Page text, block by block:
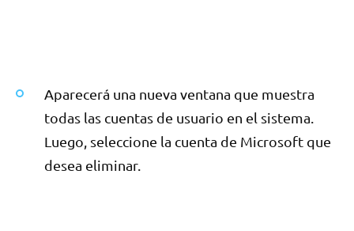
Aparecerá una nueva ventana que muestra
todas las cuentas de usuario en el sistema.
Luego, seleccione la cuenta de Microsoft que
desea eliminar.